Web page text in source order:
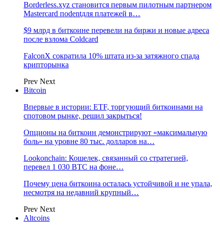
Borderless.xyz становится первым пилотным партнером
Mastercard поdentдля платежей в…
$9 млрд в биткоине перевели на биржи и новые адреса
после взлома Coldcard
FalconX сократила 10% штата из-за затяжного спада
крипторынка
Prev Next
Bitcoin
Впервые в истории: ETF, торгующий биткоинами на
спотовом рынке, решил закрыться!
Опционы на биткоин демонстрируют «максимальную
боль» на уровне 80 тыс. долларов на…
Lookonchain: Кошелек, связанный со стратегией,
перевел 1 030 BTC на фоне…
Почему цена биткоина осталась устойчивой и не упала,
несмотря на недавний крупный…
Prev Next
Altcoins